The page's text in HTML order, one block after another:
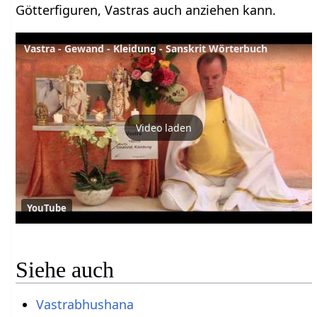
Götterfiguren, Vastras auch anziehen kann.
Vastra - Gewand - Kleidung - Sanskrit Wörterbuch
Video laden
YouTube
Siehe auch
Vastrabhushana